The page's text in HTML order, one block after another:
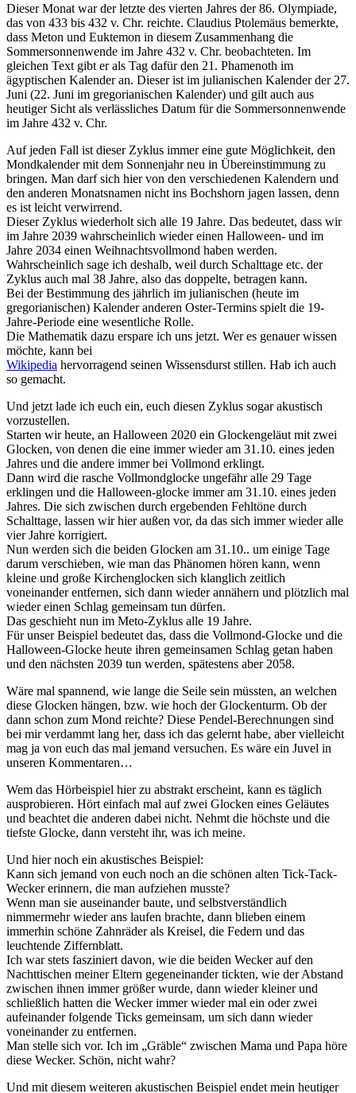
Dieser Monat war der letzte des vierten Jahres der 86. Olympiade,
das von 433 bis 432 v. Chr. reichte. Claudius Ptolemäus bemerkte,
dass Meton und Euktemon in diesem Zusammenhang die
Sommersonnenwende im Jahre 432 v. Chr. beobachteten. Im
gleichen Text gibt er als Tag dafür den 21. Phamenoth im
ägyptischen Kalender an. Dieser ist im julianischen Kalender der 27.
Juni (22. Juni im gregorianischen Kalender) und gilt auch aus
heutiger Sicht als verlässliches Datum für die Sommersonnenwende
im Jahre 432 v. Chr.
Auf jeden Fall ist dieser Zyklus immer eine gute Möglichkeit, den
Mondkalender mit dem Sonnenjahr neu in Übereinstimmung zu
bringen. Man darf sich hier von den verschiedenen Kalendern und
den anderen Monatsnamen nicht ins Bochshorn jagen lassen, denn
es ist leicht verwirrend.
Dieser Zyklus wiederholt sich alle 19 Jahre. Das bedeutet, dass wir
im Jahre 2039 wahrscheinlich wieder einen Halloween- und im
Jahre 2034 einen Weihnachtsvollmond haben werden.
Wahrscheinlich sage ich deshalb, weil durch Schalttage etc. der
Zyklus auch mal 38 Jahre, also das doppelte, betragen kann.
Bei der Bestimmung des jährlich im julianischen (heute im
gregorianischen) Kalender anderen Oster-Termins spielt die 19-
Jahre-Periode eine wesentliche Rolle.
Die Mathematik dazu erspare ich uns jetzt. Wer es genauer wissen
möchte, kann bei
Wikipedia hervorragend seinen Wissensdurst stillen. Hab ich auch
so gemacht.
Und jetzt lade ich euch ein, euch diesen Zyklus sogar akustisch
vorzustellen.
Starten wir heute, an Halloween 2020 ein Glockengeläut mit zwei
Glocken, von denen die eine immer wieder am 31.10. eines jeden
Jahres und die andere immer bei Vollmond erklingt.
Dann wird die rasche Vollmondglocke ungefähr alle 29 Tage
erklingen und die Halloween-glocke immer am 31.10. eines jeden
Jahres. Die sich zwischen durch ergebenden Fehltöne durch
Schalttage, lassen wir hier außen vor, da das sich immer wieder alle
vier Jahre korrigiert.
Nun werden sich die beiden Glocken am 31.10.. um einige Tage
darum verschieben, wie man das Phänomen hören kann, wenn
kleine und große Kirchenglocken sich klanglich zeitlich
voneinander entfernen, sich dann wieder annähern und plötzlich mal
wieder einen Schlag gemeinsam tun dürfen.
Das geschieht nun im Meto-Zyklus alle 19 Jahre.
Für unser Beispiel bedeutet das, dass die Vollmond-Glocke und die
Halloween-Glocke heute ihren gemeinsamen Schlag getan haben
und den nächsten 2039 tun werden, spätestens aber 2058.
Wäre mal spannend, wie lange die Seile sein müssten, an welchen
diese Glocken hängen, bzw. wie hoch der Glockenturm. Ob der
dann schon zum Mond reichte? Diese Pendel-Berechnungen sind
bei mir verdammt lang her, dass ich das gelernt habe, aber vielleicht
mag ja von euch das mal jemand versuchen. Es wäre ein Juvel in
unseren Kommentaren…
Wem das Hörbeispiel hier zu abstrakt erscheint, kann es täglich
ausprobieren. Hört einfach mal auf zwei Glocken eines Geläutes
und beachtet die anderen dabei nicht. Nehmt die höchste und die
tiefste Glocke, dann versteht ihr, was ich meine.
Und hier noch ein akustisches Beispiel:
Kann sich jemand von euch noch an die schönen alten Tick-Tack-
Wecker erinnern, die man aufziehen musste?
Wenn man sie auseinander baute, und selbstverständlich
nimmermehr wieder ans laufen brachte, dann blieben einem
immerhin schöne Zahnräder als Kreisel, die Federn und das
leuchtende Ziffernblatt.
Ich war stets fasziniert davon, wie die beiden Wecker auf den
Nachttischen meiner Eltern gegeneinander tickten, wie der Abstand
zwischen ihnen immer größer wurde, dann wieder kleiner und
schließlich hatten die Wecker immer wieder mal ein oder zwei
aufeinander folgende Ticks gemeinsam, um sich dann wieder
voneinander zu entfernen.
Man stelle sich vor. Ich im „Gräble“ zwischen Mama und Papa höre
diese Wecker. Schön, nicht wahr?
Und mit diesem weiteren akustischen Beispiel endet mein heutiger